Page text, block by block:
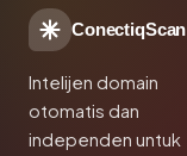
ConectiqScan
Intelijen domain
otomatis dan
independen untuk